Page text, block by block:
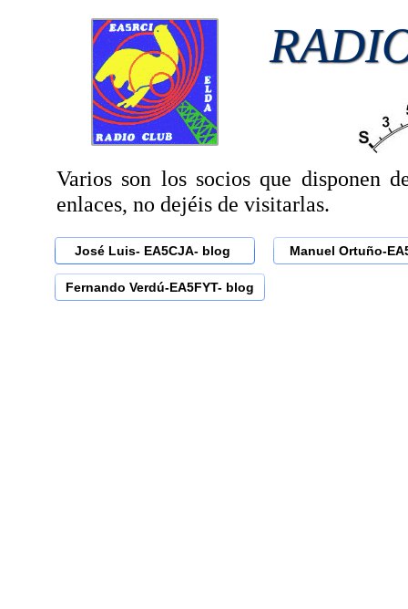
Fernando Verdú-EA5FYT- blog
Manuel Ortuño-
José Luis- EA5CJA- blog
Varios son los socios que disponen
enlaces, no dejéis de visitarlas.